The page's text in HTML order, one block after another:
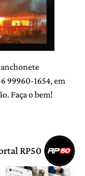
99960-1654, em
Faça o bem!
RP50